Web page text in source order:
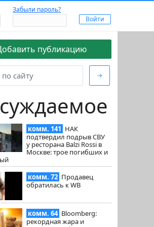
Забыли пароль?
публикацию
→
комм. 141 НАК
подтвердил подрыв СВУ
у ресторана Balzi Rossi в
Москве: трое погибших и
комм. 72 Продавец
обратилась к WB
комм. 64 Bloomberg:
рекордная жара и